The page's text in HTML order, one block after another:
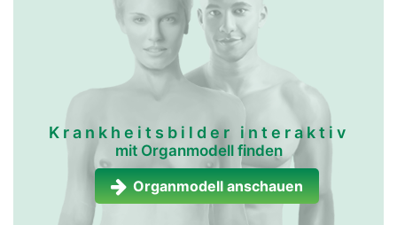
Krankheitsbilder interaktiv
mit Organmodell finden
Organmodell anschauen